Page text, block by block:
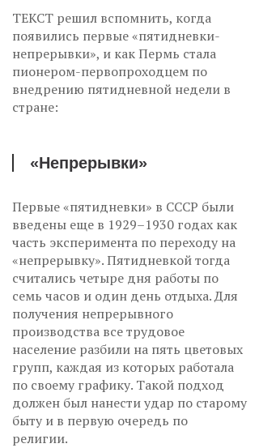
ТЕКСТ решил вспомнить, когда
появились первые «пятидневки-
непрерывки», и как Пермь стала
пионером-первопроходцем по
внедрению пятидневной недели в
стране:
«Непрерывки»
Первые «пятидневки» в СССР были
введены еще в 1929–1930 годах как
часть эксперимента по переходу на
«непрерывку». Пятидневкой тогда
считались четыре дня работы по
семь часов и один день отдыха. Для
получения непрерывного
производства все трудовое
население разбили на пять цветовых
групп, каждая из которых работала
по своему графику. Такой подход
должен был нанести удар по старому
быту и в первую очередь по
религии.